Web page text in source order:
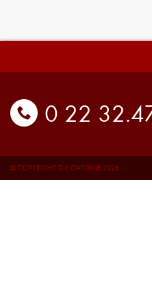
0 22
© COPYRIGHT DIE GARDINE 2026